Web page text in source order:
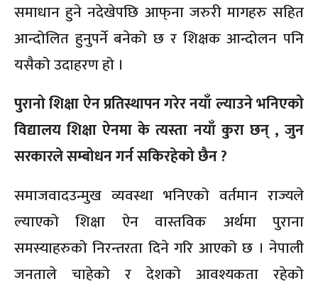
समाधान हुने नदेखेपछि आफ्‌ना जरुरी मागहरु सहित
आन्दोलित हुनुपर्ने बनेको छ र शिक्षक आन्दोलन पनि
यसैको उदाहरण हो ।
पुरानो शिक्षा ऐन प्रतिस्थापन गरेर नयाँ ल्याउने भनिएको
विद्यालय शिक्षा ऐनमा के त्यस्ता नयाँ कुरा छन् , जुन
सरकारले सम्बोधन गर्न सकिरहेको छैन ?
समाजवादउन्मुख व्यवस्था भनिएको वर्तमान राज्यले
ल्याएको शिक्षा ऐन वास्तविक अर्थमा पुराना
समस्याहरुको निरन्तरता दिने गरि आएको छ । नेपाली
जनताले चाहेको र देशको आवश्यकता रहेको